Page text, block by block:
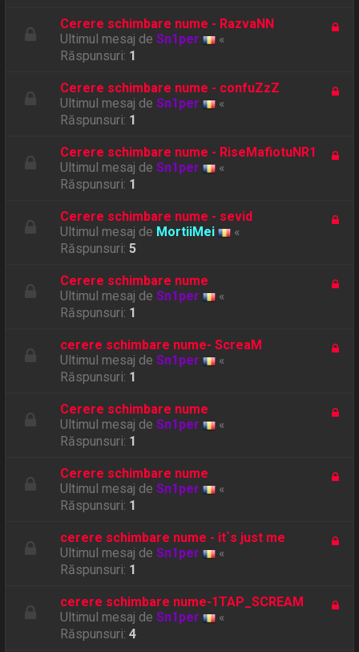
Cerere schimbare nume - RazvaNN
Ultimul mesaj deSn1per
«
Răspunsuri: 1
Cerere schimbare nume - confuZzZ
Ultimul mesaj deSn1per
«
Răspunsuri: 1
Cerere schimbare nume - RiseMafiotuNR1
Ultimul mesaj deSn1per
«
Răspunsuri: 1
Cerere schimbare nume - sevid
Ultimul mesaj de MortiiMei
«
Răspunsuri:5
Cerere schimbare nume
Ultimul mesaj deSn1per
«
Răspunsuri: 1
cerere schimbare nume- ScreaM
Ultimul mesaj deSn1per
«
Răspunsuri: 1
Cerere schimbare nume
Ultimul mesaj deSn1per
«
Răspunsuri: 1
Cerere schimbare nume
Ultimul mesaj deSn1per
«
Răspunsuri: 1
cerere schimbare nume - it`s just me
Ultimul mesaj deSn1per
«
Răspunsuri: 1
cerere schimbare nume-1TAP_SCREAM
Ultimul mesaj deSn1per
«
Răspunsuri:4